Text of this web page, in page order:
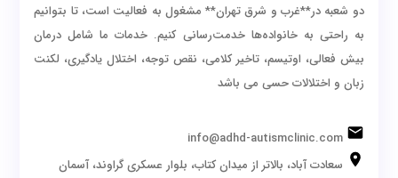
دو شعبه در**غرب و شرق تهران** مشغول به فعالیت است، تا بتوانیم
به راحتی به خانواده‌ها خدمت‌رسانی کنیم. خدمات ما شامل درمان
بیش فعالی، اوتیسم، تاخیر کلامی، نقص توجه، اختلال یادگیری، لکنت
زبان و اختلالات حسی می باشد
info@adhd-autismclinic.com
سعادت آباد، بالاتر از میدان کتاب، بلوار عسکری گراوند، آسمان